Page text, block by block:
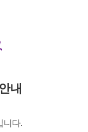
내
니다.